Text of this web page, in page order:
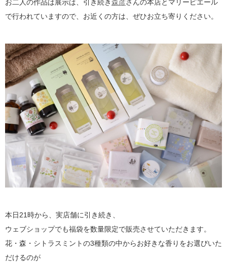
お二人の作品は展示は、引き続き森彦さんの本店とマリーピエール
で行われていますので、お近くの方は、ぜひお立ち寄りください。
本日21時から、実店舗に引き続き、
ウェブショップでも福袋を数量限定で販売させていただきます。
花・森・シトラスミントの3種類の中からお好きな香りをお選びいた
だけるのが